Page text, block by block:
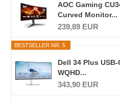
AOC Gaming
Curved Monitor...
239,89 EUR
BESTSELLER NR. 5
Dell 34 Plus
WQHD...
343,90 EUR